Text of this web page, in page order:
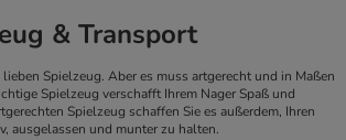
& Transport
Spielzeug. Aber es muss artgerecht und in Maßen
Spielzeug verschafft Ihrem Nager Spaß und
Spielzeug schaffen Sie es außerdem, Ihren
ausgelassen und munter zu halten.